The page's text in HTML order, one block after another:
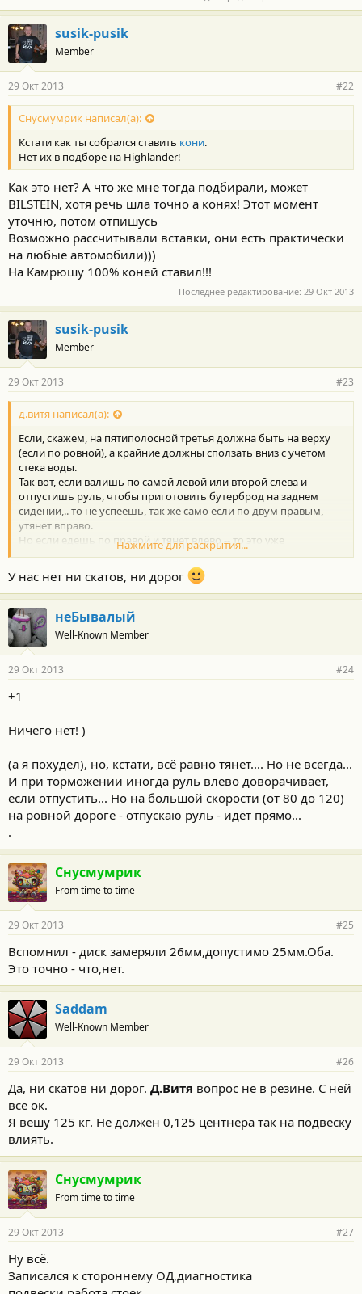
susik-pusik
Member
29 Окт 2013 #22
Снусмумрик написал(а):
Кстати как ты собрался ставить кони.
Нет их в подборе на Нighlander!
Как это нет? А что же мне тогда подбирали, может
BILSTEIN, хотя речь шла точно а конях! Этот момент
уточню, потом отпишусь
Возможно рассчитывали вставки, они есть практически
на любые автомобили)))
На Камрюшу 100% коней ставил!!!
Последнее редактирование: 29 Окт 2013
susik-pusik
Member
29 Окт 2013 #23
д.витя написал(а):
Если, скажем, на пятиполосной третья должна быть на верху
(если по ровной), а крайние должны сползать вниз с учетом
стека воды.
Так вот, если валишь по самой левой или второй слева и
отпустишь руль, чтобы приготовить бутерброд на заднем
сидении,.. то не успеешь, так же само если по двум правым, -
утянет вправо.
Но если едешь по правой и тянет влево -- то это уже
сверхъестественно называется
-- если левое не
приспущено, и не ударялся в бордюр или похуже, то не знаю
Нажмите для раскрытия...
У нас нет ни скатов, ни дорог
неБывалый
Well-Known Member
29 Окт 2013 #24
+1
Ничего нет! )
(а я похудел), но, кстати, всё равно тянет.... Но не всегда...
И при торможении иногда руль влево доворачивает,
если отпустить... Но на большой скорости (от 80 до 120)
на ровной дороге - отпускаю руль - идёт прямо...
.
Снусмумрик
From time to time
29 Окт 2013 #25
Вспомнил - диск замеряли 26мм,допустимо 25мм.Оба.
Это точно - что,нет.
Saddam
Well-Known Member
29 Окт 2013 #26
Да, ни скатов ни дорог. Д.Витя вопрос не в резине. С ней
все ок.
Я вешу 125 кг. Не должен 0,125 центнера так на подвеску
влиять.
Снусмумрик
From time to time
29 Окт 2013 #27
Ну всё.
Записался к стороннему ОД,диагностика